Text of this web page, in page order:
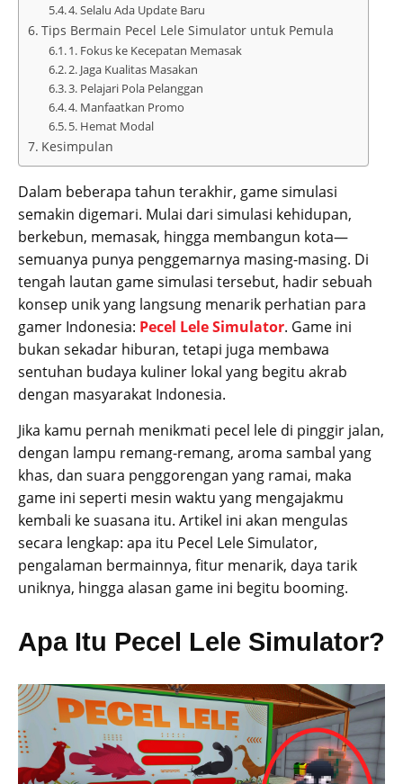
4. Selalu Ada Update Baru
Tips Bermain Pecel Lele Simulator untuk Pemula
1. Fokus ke Kecepatan Memasak
2. Jaga Kualitas Masakan
3. Pelajari Pola Pelanggan
4. Manfaatkan Promo
5. Hemat Modal
Kesimpulan
Dalam beberapa tahun terakhir, game simulasi
semakin digemari. Mulai dari simulasi kehidupan,
berkebun, memasak, hingga membangun kota—
semuanya punya penggemarnya masing-masing. Di
tengah lautan game simulasi tersebut, hadir sebuah
konsep unik yang langsung menarik perhatian para
gamer Indonesia: Pecel Lele Simulator. Game ini
bukan sekadar hiburan, tetapi juga membawa
sentuhan budaya kuliner lokal yang begitu akrab
dengan masyarakat Indonesia.
Jika kamu pernah menikmati pecel lele di pinggir jalan,
dengan lampu remang-remang, aroma sambal yang
khas, dan suara penggorengan yang ramai, maka
game ini seperti mesin waktu yang mengajakmu
kembali ke suasana itu. Artikel ini akan mengulas
secara lengkap: apa itu Pecel Lele Simulator,
pengalaman bermainnya, fitur menarik, daya tarik
uniknya, hingga alasan game ini begitu booming.
Apa Itu Pecel Lele Simulator?